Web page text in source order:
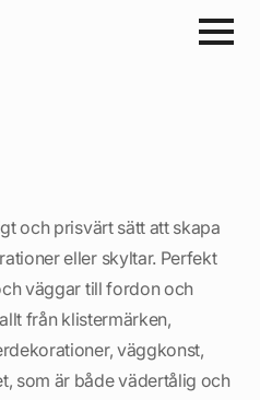
och prisvärt sätt att skapa
eller skyltar. Perfekt
väggar till fordon och
från klistermärken,
väggkonst,
som är både vädertålig och